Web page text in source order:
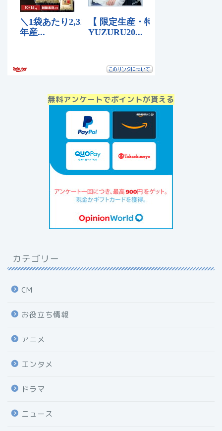
無料アンケートでポイントが貰える
カテゴリー
CM
お役立ち情報
アニメ
エンタメ
ドラマ
ニュース